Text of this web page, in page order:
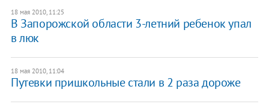
18 мая 2010, 11:25
В Запорожской области 3-летний ребенок упал
в люк
18 мая 2010, 11:04
Путевки пришкольные стали в 2 раза дороже